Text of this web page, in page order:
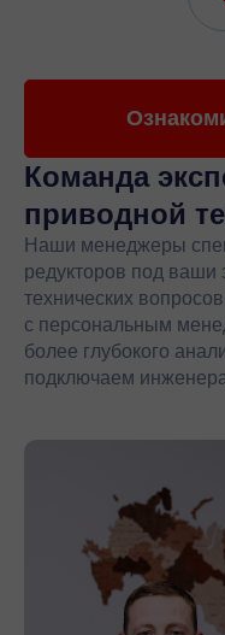
Команда
приводной
Наши менеджеры
редукторов под ваши
технических
с персональным
более глубокого
подключаем